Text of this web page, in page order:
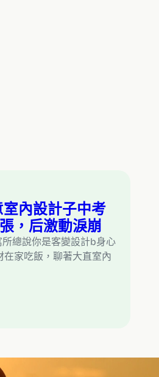
內設計子中考
，后激動淚崩
所總說你是客變設計b身心
家吃飯，聊著大直室內